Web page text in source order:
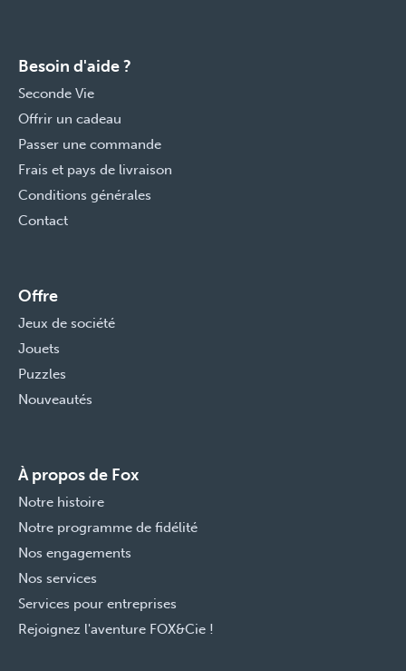
Besoin d'aide ?
Seconde Vie
Offrir un cadeau
Passer une commande
Frais et pays de livraison
Conditions générales
Contact
Offre
Jeux de société
Jouets
Puzzles
Nouveautés
À propos de Fox
Notre histoire
Notre programme de fidélité
Nos engagements
Nos services
Services pour entreprises
Rejoignez l'aventure FOX&Cie !